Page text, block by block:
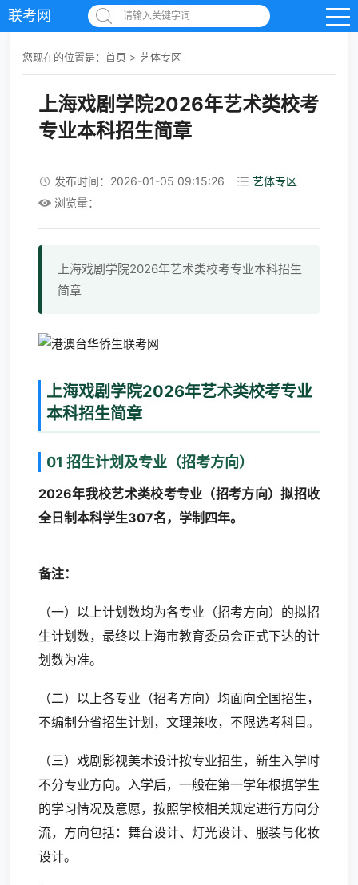
联考网 请输入关键字词
您现在的位置是： 首页 > 艺体专区
上海戏剧学院2026年艺术类校考
专业本科招生简章
发布时间：2026-01-05 09:15:26
艺体专区
浏览量：
上海戏剧学院2026年艺术类校考专业本科招生
简章
上海戏剧学院2026年艺术类校考专业
本科招生简章
01 招生计划及专业（招考方向）
2026年我校艺术类校考专业（招考方向）拟招收
全日制本科学生307名，学制四年。
备注：
（一）以上计划数均为各专业（招考方向）的拟招
生计划数，最终以上海市教育委员会正式下达的计
划数为准。
（二）以上各专业（招考方向）均面向全国招生，
不编制分省招生计划，文理兼收，不限选考科目。
（三）戏剧影视美术设计按专业招生，新生入学时
不分专业方向。入学后，一般在第一学年根据学生
的学习情况及意愿，按照学校相关规定进行方向分
流，方向包括：舞台设计、灯光设计、服装与化妆
设计。